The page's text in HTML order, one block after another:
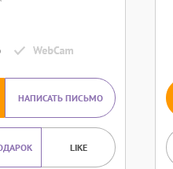
НАПИСАТЬ ПИСЬМО
LIKE